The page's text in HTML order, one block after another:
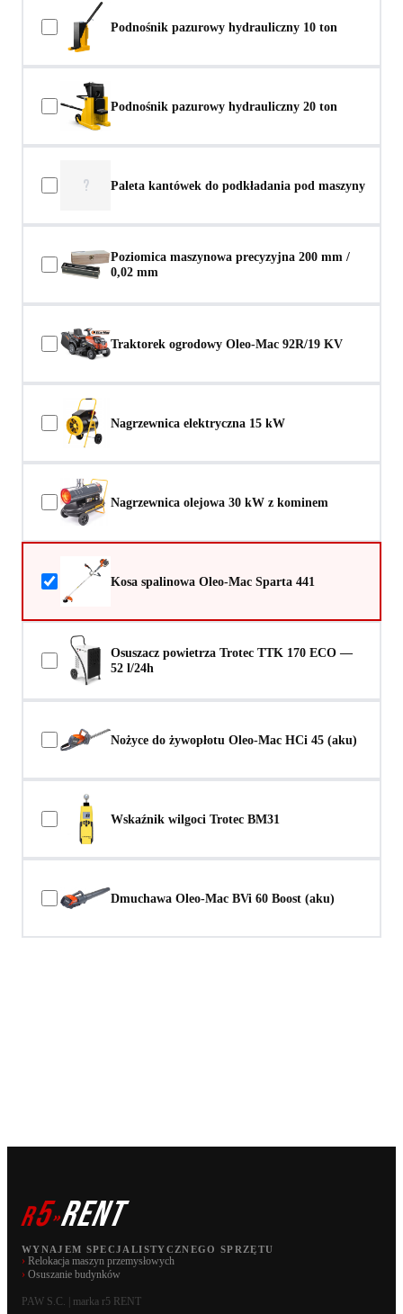
Podnośnik pazurowy hydrauliczny 10 ton
Podnośnik pazurowy hydrauliczny 20 ton
? Paleta kantówek do podkładania pod maszyny
Poziomica maszynowa precyzyjna 200 mm /
0,02 mm
Traktorek ogrodowy Oleo-Mac 92R/19 KV
Nagrzewnica elektryczna 15 kW
Nagrzewnica olejowa 30 kW z kominem
Kosa spalinowa Oleo-Mac Sparta 441
Osuszacz powietrza Trotec TTK 170 ECO —
52 l/24h
Nożyce do żywopłotu Oleo-Mac HCi 45 (aku)
Wskaźnik wilgoci Trotec BM31
Dmuchawa Oleo-Mac BVi 60 Boost (aku)
r5»RENT
WYNAJEM SPECJALISTYCZNEGO SPRZĘTU
› Relokacja maszyn przemysłowych
› Osuszanie budynków
PAW S.C. | marka r5 RENT